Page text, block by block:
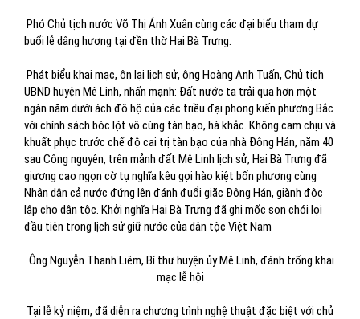
Phó Chủ tịch nước Võ Thị Ánh Xuân cùng các đại biểu tham dự
buổi lễ dâng hương tại đền thờ Hai Bà Trưng.
Phát biểu khai mạc, ôn lại lịch sử, ông Hoàng Anh Tuấn, Chủ tịch
UBND huyện Mê Linh, nhấn mạnh: Đất nước ta trải qua hơn một
ngàn năm dưới ách đô hộ của các triều đại phong kiến phư­ơng Bắc
với chính sách bóc lột vô cùng tàn bạo, hà khắc. Không cam chịu và
khuất phục trước chế độ cai trị tàn bạo của nhà Đông Hán, năm 40
sau Công nguyên, trên mảnh đất Mê Linh lịch sử, Hai Bà Trưng đã
giương cao ngọn cờ tụ nghĩa kêu gọi hào kiệt bốn phương cùng
Nhân dân cả nước đứng lên đánh đuổi giặc Đông Hán, giành độc
lập cho dân tộc. Khởi nghĩa Hai Bà Trư­ng đã ghi mốc son chói lọi
đầu tiên trong lịch sử giữ nư­ớc của dân tộc Việt Nam
Ông Nguyễn Thanh Liêm, Bí thư huyện ủy Mê Linh, đánh trống khai
mạc lễ hội
Tại lễ kỷ niệm, đã diễn ra chương trình nghệ thuật đặc biệt với chủ